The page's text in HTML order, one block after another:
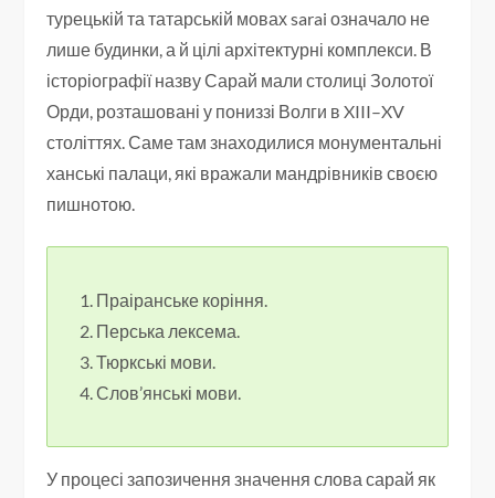
турецькій та татарській мовах sarai означало не
лише будинки, а й цілі архітектурні комплекси. В
історіографії назву Сарай мали столиці Золотої
Орди, розташовані у пониззі Волги в XIII–XV
століттях. Саме там знаходилися монументальні
ханські палаци, які вражали мандрівників своєю
пишнотою.
Праіранське коріння.
Перська лексема.
Тюркські мови.
Слов’янські мови.
У процесі запозичення значення слова сарай як